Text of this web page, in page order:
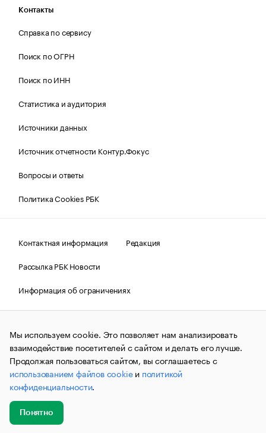
Контакты
Справка по сервису
Поиск по ОГРН
Поиск по ИНН
Статистика и аудитория
Источники данных
Источник отчетности Контур.Фокус
Вопросы и ответы
Политика Cookies РБК
Контактная информация
Редакция
Рассылка РБК Новости
Информация об ограничениях
Правовая информация
О соблюдении авторских прав
© АО «РОСБИЗНЕСКОНСАЛТИНГ»,1995–2026.Сообщения
и материалы информационного агентства «РБК»
(зарегистрировано Федеральной службой по надзору в сфере
связи, информационных технологий и массовых
коммуникаций (Роскомнадзор) 09.12.2015 за номером ИА
№ФС77-63848) сопровождаются пометкой «РБК». Отдельные
публикации могут содержать информацию,
не предназначенную для пользователей
до 18 лет.
Мы используем cookie. Это позволяет нам анализировать
взаимодействие посетителей с сайтом и делать его лучше.
Продолжая пользоваться сайтом, вы соглашаетесь с
использованием файлов cookieи политикой
конфиденциальности.
Понятно